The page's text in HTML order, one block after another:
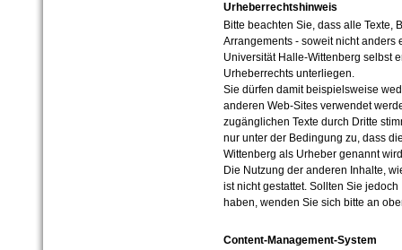
Urheberrechtshinweis
Bitte beachten Sie, dass alle Texte,
Arrangements - soweit nicht anders
Universität Halle-Wittenberg selbst
Urheberrechts unterliegen.
Sie dürfen damit beispielsweise
anderen Web-Sites verwendet
zugänglichen Texte durch Dritte
nur unter der Bedingung zu, dass
Wittenberg als Urheber genannt
Die Nutzung der anderen Inhalte,
ist nicht gestattet. Sollten Sie
haben, wenden Sie sich bitte an
Content-Management-System